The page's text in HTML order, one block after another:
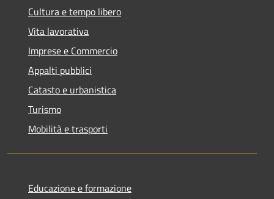
Cultura e tempo libero
Vita lavorativa
Imprese e Commercio
Appalti pubblici
Catasto e urbanistica
Turismo
Mobilità e trasporti
Educazione e formazione